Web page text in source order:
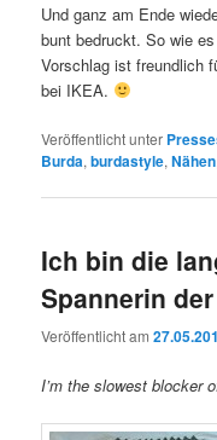
Und ganz am Ende
bunt bedruckt. So wie
Vorschlag ist freundlich
bei IKEA.
Veröffentlicht unter
Burda,burdastyle,Nähen
Ich bin die
Spannerin
Veröffentlicht am
I’m the slowest blocker